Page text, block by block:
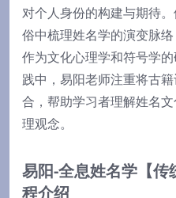
对个人身份的构建与期待
俗中梳理姓名学的演变脉
作为文化心理学和符号学
践中，易阳老师注重将古
合，帮助学习者理解姓名
理观念。
易阳-全息姓名学【
程介绍